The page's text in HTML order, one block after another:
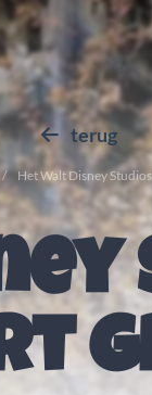
terug
Het Walt Disney